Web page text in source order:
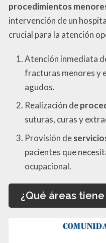
procedimientos
intervención de un
crucial para la atención
Atención inmediata
fracturas menores y
agudos.
Realización de
suturas, curas y
Provisión de
pacientes que
ocupacional.
¿Qué áreas